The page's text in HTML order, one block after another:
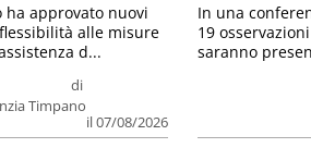
di
Timpano
il 07/08/2026
ha approvato nuovi
alle misure
d...
In una
19
saranno